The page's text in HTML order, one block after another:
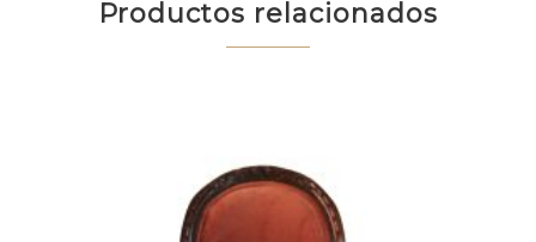
Productos relacionados